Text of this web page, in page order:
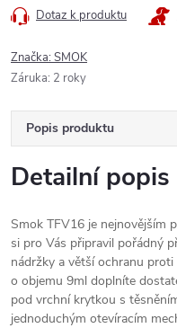
Dotaz k produktu
Značka:SMOK
Záruka: 2 roky
Popis produktu
Detailní
Smok TFV16 je nejnovějším
si pro Vás připravil pořádný
nádržky a větší ochranu
o objemu 9ml doplníte
pod vrchní krytkou s
jednoduchým otevíracím